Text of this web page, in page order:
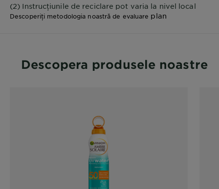
(2) Instrucțiunile de reciclare pot varia la nivel local
Descoperiți metodologia noastră de evaluare plan
Descopera produsele noastre